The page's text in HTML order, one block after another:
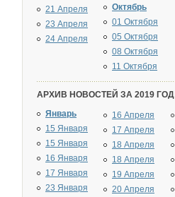
21 Апреля
23 Апреля
24 Апреля
Октябрь
01 Октября
05 Октября
08 Октября
11 Октября
АРХИВ НОВОСТЕЙ ЗА 2019 ГОД
Январь
15 Января
15 Января
16 Января
17 Января
23 Января
16 Апреля
17 Апреля
18 Апреля
18 Апреля
19 Апреля
20 Апреля